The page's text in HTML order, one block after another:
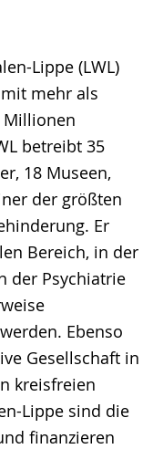
Lippe (LWL)
mehr als
Millionen
betreibt 35
18 Museen,
der größten
Er
Bereich, in der
der Psychiatrie
Ebenso
Gesellschaft in
kreisfreien
Lippe sind die
finanzieren